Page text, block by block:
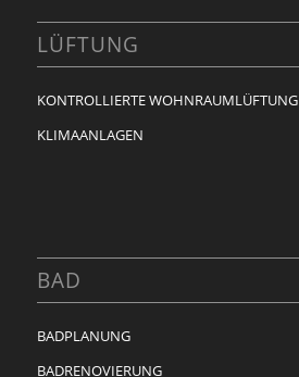
LÜFTUNG
KONTROLLIERTE WOHNRAUMLÜFTUNG
KLIMAANLAGEN
BAD
BADPLANUNG
BADRENOVIERUNG